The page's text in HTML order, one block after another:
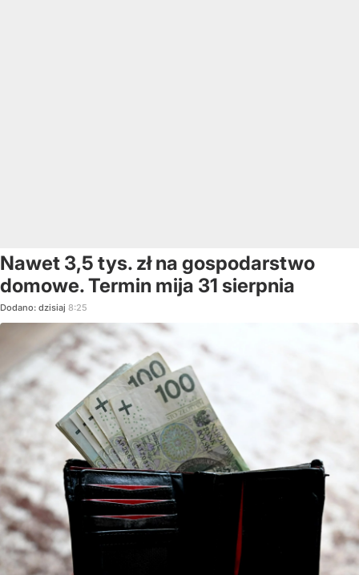
Nawet 3,5 tys. zł na gospodarstwo
domowe. Termin mija 31 sierpnia
Dodano: dzisiaj 8:25